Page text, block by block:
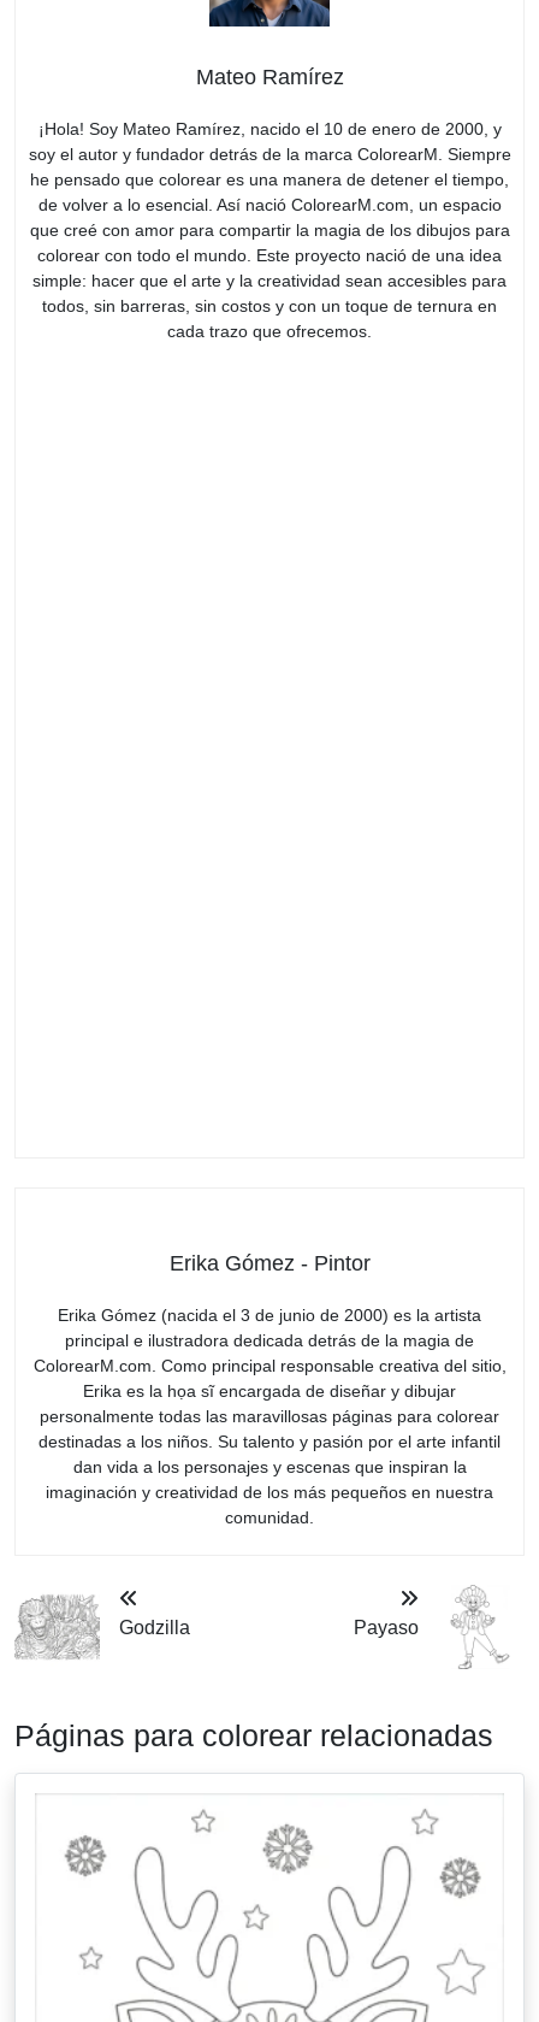
Mateo Ramírez
¡Hola! Soy Mateo Ramírez, nacido el 10 de enero de 2000, y
soy el autor y fundador detrás de la marca ColorearM. Siempre
he pensado que colorear es una manera de detener el tiempo,
de volver a lo esencial. Así nació ColorearM.com, un espacio
que creé con amor para compartir la magia de los dibujos para
colorear con todo el mundo. Este proyecto nació de una idea
simple: hacer que el arte y la creatividad sean accesibles para
todos, sin barreras, sin costos y con un toque de ternura en
cada trazo que ofrecemos.
Erika Gómez - Pintor
Erika Gómez (nacida el 3 de junio de 2000) es la artista
principal e ilustradora dedicada detrás de la magia de
ColorearM.com. Como principal responsable creativa del sitio,
Erika es la họa sĩ encargada de diseñar y dibujar
personalmente todas las maravillosas páginas para colorear
destinadas a los niños. Su talento y pasión por el arte infantil
dan vida a los personajes y escenas que inspiran la
imaginación y creatividad de los más pequeños en nuestra
comunidad.
Godzilla Payaso
Páginas para colorear relacionadas